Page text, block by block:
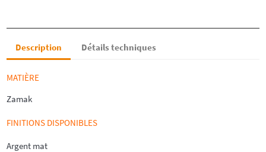
Description Détails techniques
MATIÈRE
Zamak
FINITIONS DISPONIBLES
Argent mat